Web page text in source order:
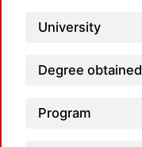
University
Degree obtained
Program